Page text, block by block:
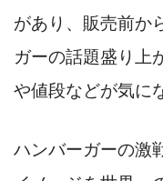
があり、販売前か
ガーの話題盛り上
や値段などが気に
ハンバーガーの激